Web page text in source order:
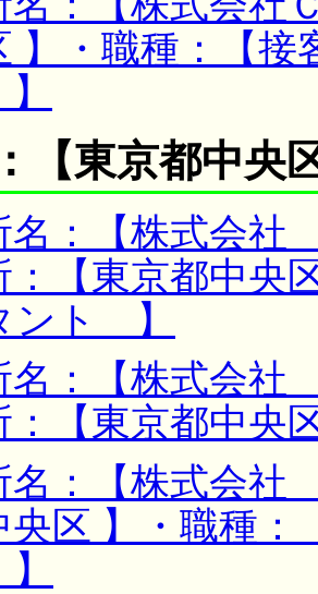
】・職種：【
【東京都中央
名：【株式会
：【東京都中央
ント 】
名：【株式会
：【東京都中
名：【株式会
央区 】・職種